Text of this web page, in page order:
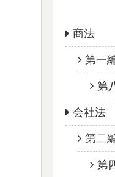
商法
第一
第
会社法
第二
第